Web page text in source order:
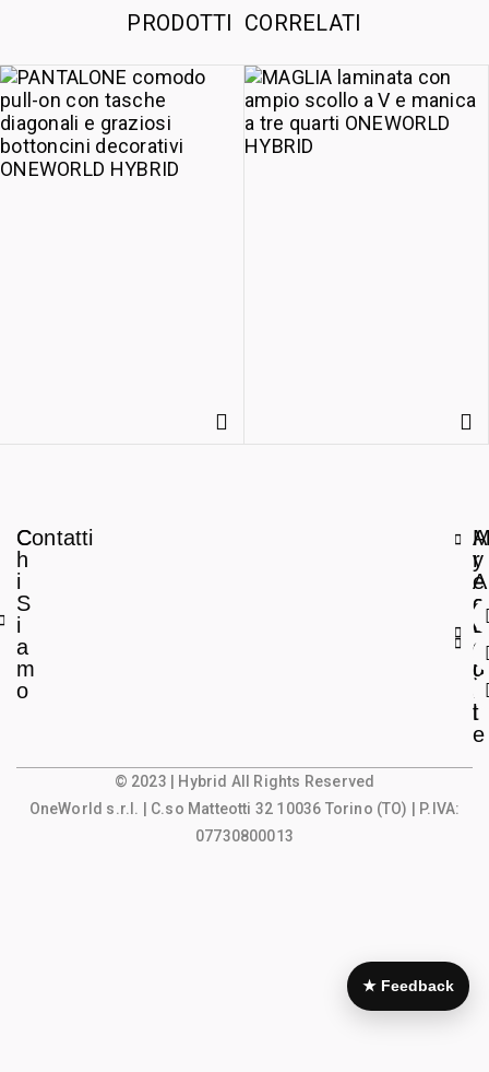
PRODOTTI CORRELATI
C
h
i
S
i
a
m
o
Contatti
A
r
e
a
L
e
g
l
e
y
A
c
c
o
u
t
© 2023 | Hybrid All Rights Reserved
OneWorld s.r.l.
| C.so Matteotti 32 10036 Torino (TO) | P.IVA:
07730800013
★ Feedback